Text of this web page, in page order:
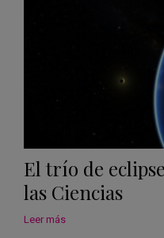
El trío de
las Ciencias
Leer más